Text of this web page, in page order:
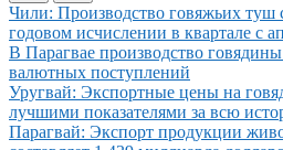
Иллюстрация новости
Чили: Производство говяжьих туш
годовом исчислении в квартале с
Иллюстрация новости
В Парагвае производство
валютных поступлений
Иллюстрация новости
Уругвай: Экспортные цены на
лучшими показателями за всю
Иллюстрация новости
Парагвай: Экспорт продукции